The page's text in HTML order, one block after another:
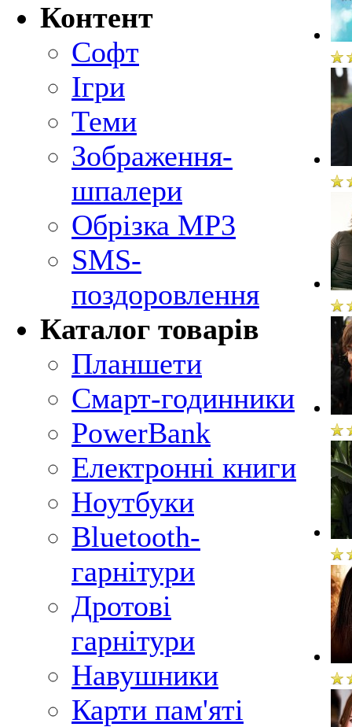
Контент
Софт
Ігри
Теми
Зображення-
шпалери
Обрізка MP3
SMS-
поздоровлення
Каталог товарів
Планшети
Смарт-годинники
PowerBank
Електронні книги
Ноутбуки
Bluetooth-
гарнітури
Дротові
гарнітури
Навушники
Карти пам'яті